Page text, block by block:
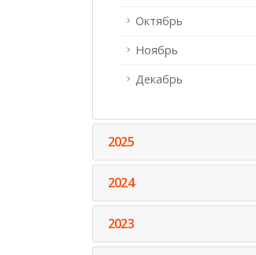
Октябрь
Ноябрь
Декабрь
2025
2024
2023